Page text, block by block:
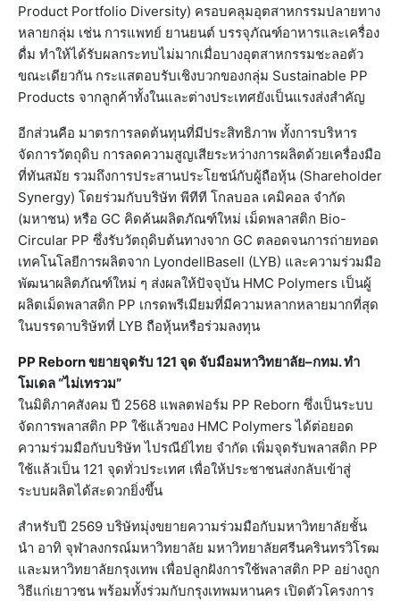
Product Portfolio Diversity) ครอบคลุมอุตสาหกรรมปลายทาง
หลายกลุ่ม เช่น การแพทย์ ยานยนต์ บรรจุภัณฑ์อาหารและเครื่อง
ดื่ม ทำให้ได้รับผลกระทบไม่มากเมื่อบางอุตสาหกรรมชะลอตัว
ขณะเดียวกัน กระแสตอบรับเชิงบวกของกลุ่ม Sustainable PP
Products จากลูกค้าทั้งในและต่างประเทศยังเป็นแรงส่งสำคัญ
อีกส่วนคือ มาตรการลดต้นทุนที่มีประสิทธิภาพ ทั้งการบริหาร
จัดการวัตถุดิบ การลดความสูญเสียระหว่างการผลิตด้วยเครื่องมือ
ที่ทันสมัย รวมถึงการประสานประโยชน์กับผู้ถือหุ้น (Shareholder
Synergy) โดยร่วมกับบริษัท พีทีที โกลบอล เคมิคอล จำกัด
(มหาชน) หรือ GC คิดค้นผลิตภัณฑ์ใหม่ เม็ดพลาสติก Bio-
Circular PP ซึ่งรับวัตถุดิบต้นทางจาก GC ตลอดจนการถ่ายทอด
เทคโนโลยีการผลิตจาก LyondellBasell (LYB) และความร่วมมือ
พัฒนาผลิตภัณฑ์ใหม่ ๆ ส่งผลให้ปัจจุบัน HMC Polymers เป็นผู้
ผลิตเม็ดพลาสติก PP เกรดพรีเมียมที่มีความหลากหลายมากที่สุด
ในบรรดาบริษัทที่ LYB ถือหุ้นหรือร่วมลงทุน
PP Reborn ขยายจุดรับ 121 จุด จับมือมหาวิทยาลัย–กทม. ทำ
โมเดล “ไม่เทรวม”
ในมิติภาคสังคม ปี 2568 แพลตฟอร์ม PP Reborn ซึ่งเป็นระบบ
จัดการพลาสติก PP ใช้แล้วของ HMC Polymers ได้ต่อยอด
ความร่วมมือกับบริษัท ไปรณีย์ไทย จำกัด เพิ่มจุดรับพลาสติก PP
ใช้แล้วเป็น 121 จุดทั่วประเทศ เพื่อให้ประชาชนส่งกลับเข้าสู่
ระบบผลิตได้สะดวกยิ่งขึ้น
สำหรับปี 2569 บริษัทมุ่งขยายความร่วมมือกับมหาวิทยาลัยชั้น
นำ อาทิ จุฬาลงกรณ์มหาวิทยาลัย มหาวิทยาลัยศรีนครินทรวิโรฒ
และมหาวิทยาลัยกรุงเทพ เพื่อปลูกฝังการใช้พลาสติก PP อย่างถูก
วิธีแก่เยาวชน พร้อมทั้งร่วมกับกรุงเทพมหานคร เปิดตัวโครงการ